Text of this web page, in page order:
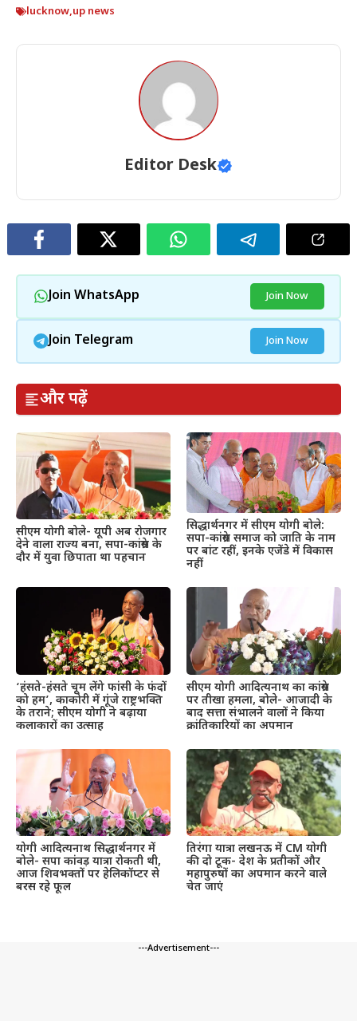
lucknow,up news
Editor Desk
Join WhatsApp Join Now
Join Telegram Join Now
और पढ़ें
सीएम योगी बोले- यूपी अब रोजगार
देने वाला राज्य बना, सपा-कांग्रेस के
दौर में युवा छिपाता था पहचान
सिद्धार्थनगर में सीएम योगी बोले:
सपा-कांग्रेस समाज को जाति के नाम
पर बांट रहीं, इनके एजेंडे में विकास
नहीं
‘हंसते-हंसते चूम लेंगे फांसी के फंदों
को हम’, काकोरी में गूंजे राष्ट्रभक्ति
के तराने; सीएम योगी ने बढ़ाया
कलाकारों का उत्साह
सीएम योगी आदित्यनाथ का कांग्रेस
पर तीखा हमला, बोले- आजादी के
बाद सत्ता संभालने वालों ने किया
क्रांतिकारियों का अपमान
योगी आदित्यनाथ सिद्धार्थनगर में
बोले- सपा कांवड़ यात्रा रोकती थी,
आज शिवभक्तों पर हेलिकॉप्टर से
बरस रहे फूल
तिरंगा यात्रा लखनऊ में CM योगी
की दो टूक- देश के प्रतीकों और
महापुरुषों का अपमान करने वाले
चेत जाएं
---Advertisement---